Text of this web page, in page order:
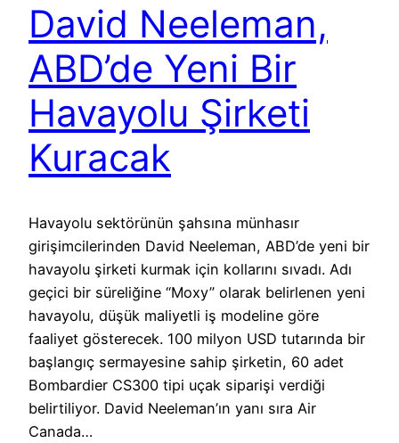
David Neeleman,
ABD’de Yeni Bir
Havayolu Şirketi
Kuracak
Havayolu sektörünün şahsına münhasır
girişimcilerinden David Neeleman, ABD’de yeni bir
havayolu şirketi kurmak için kollarını sıvadı. Adı
geçici bir süreliğine “Moxy” olarak belirlenen yeni
havayolu, düşük maliyetli iş modeline göre
faaliyet gösterecek. 100 milyon USD tutarında bir
başlangıç sermayesine sahip şirketin, 60 adet
Bombardier CS300 tipi uçak siparişi verdiği
belirtiliyor. David Neeleman’ın yanı sıra Air
Canada…